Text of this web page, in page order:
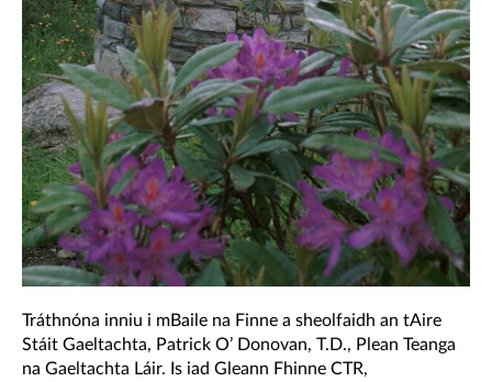
Tráthnóna inniu i mBaile na Finne a sheolfaidh an tAire
Stáit Gaeltachta, Patrick O’ Donovan, T.D., Plean Teanga
na Gaeltachta Láir. Is iad Gleann Fhinne CTR,